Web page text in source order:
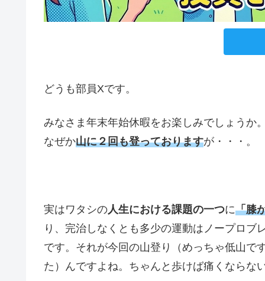
どうも部員Xです。
みなさま年末年始休暇をお楽しみでしょうか
なぜか山に２回も登っておりますが・・・。
実はワタシの人生における課題の一つに「膝
り、完治しなくとも多少の運動はノープロ
です。それが今回の山登り（めっちゃ低山で
た）んですよね。ちゃんと歩けば痛くならな